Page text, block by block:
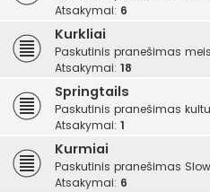
Atsakymai: 6
Kurkliai
Paskutinis pranešimas
Atsakymai: 18
Springtails
Paskutinis pranešimas
Atsakymai: 1
Kurmiai
Paskutinis pranešimas
Atsakymai: 6